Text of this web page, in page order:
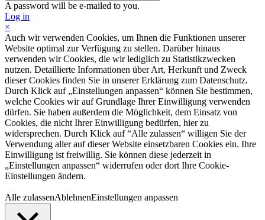
A password will be e-mailed to you.
Log in
×
Auch wir verwenden Cookies, um Ihnen die Funktionen unserer
Website optimal zur Verfügung zu stellen. Darüber hinaus
verwenden wir Cookies, die wir lediglich zu Statistikzwecken
nutzen. Detaillierte Informationen über Art, Herkunft und Zweck
dieser Cookies finden Sie in unserer Erklärung zum Datenschutz.
Durch Klick auf „Einstellungen anpassen“ können Sie bestimmen,
welche Cookies wir auf Grundlage Ihrer Einwilligung verwenden
dürfen. Sie haben außerdem die Möglichkeit, dem Einsatz von
Cookies, die nicht Ihrer Einwilligung bedürfen, hier zu
widersprechen. Durch Klick auf “Alle zulassen“ willigen Sie der
Verwendung aller auf dieser Website einsetzbaren Cookies ein. Ihre
Einwilligung ist freiwillig. Sie können diese jederzeit in
„Einstellungen anpassen“ widerrufen oder dort Ihre Cookie-
Einstellungen ändern.
Alle zulassenAblehnenEinstellungen anpassen